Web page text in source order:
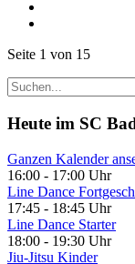
Seite 1 von 15
Heute im SC
Ganzen Kalender
16:00 - 17:00 Uhr
Line Dance
17:45 - 18:45 Uhr
Line Dance Starter
18:00 - 19:30 Uhr
Jiu-Jitsu Kinder